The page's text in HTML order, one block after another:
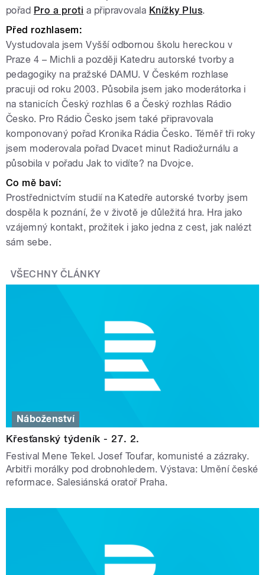
pořad Pro a proti a připravovala Knížky Plus.
Před rozhlasem:
Vystudovala jsem Vyšší odbornou školu hereckou v
Praze 4 – Michli a později Katedru autorské tvorby a
pedagogiky na pražské DAMU. V Českém rozhlase
pracuji od roku 2003. Působila jsem jako moderátorka i
na stanicích Český rozhlas 6 a Český rozhlas Rádio
Česko. Pro Rádio Česko jsem také připravovala
komponovaný pořad Kronika Rádia Česko. Téměř tři roky
jsem moderovala pořad Dvacet minut Radiožurnálu a
působila v pořadu Jak to vidíte? na Dvojce.
Co mě baví:
Prostřednictvím studií na Katedře autorské tvorby jsem
dospěla k poznání, že v životě je důležitá hra. Hra jako
vzájemný kontakt, prožitek i jako jedna z cest, jak nalézt
sám sebe.
VŠECHNY ČLÁNKY
Náboženství
Křesťanský týdeník - 27. 2.
Festival Mene Tekel. Josef Toufar, komunisté a zázraky.
Arbitři morálky pod drobnohledem. Výstava: Umění české
reformace. Salesiánská oratoř Praha.